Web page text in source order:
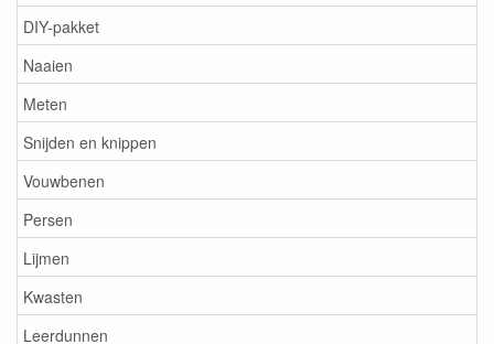
DIY-pakket
Naaien
Meten
Snijden en knippen
Vouwbenen
Persen
Lijmen
Kwasten
Leerdunnen